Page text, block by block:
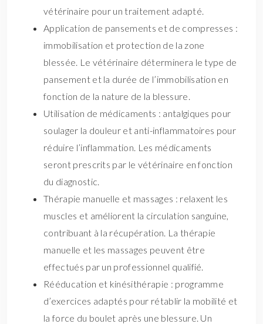
vétérinaire pour un traitement adapté.
Application de pansements et de compresses :
immobilisation et protection de la zone
blessée. Le vétérinaire déterminera le type de
pansement et la durée de l’immobilisation en
fonction de la nature de la blessure.
Utilisation de médicaments : antalgiques pour
soulager la douleur et anti-inflammatoires pour
réduire l’inflammation. Les médicaments
seront prescrits par le vétérinaire en fonction
du diagnostic.
Thérapie manuelle et massages : relaxent les
muscles et améliorent la circulation sanguine,
contribuant à la récupération. La thérapie
manuelle et les massages peuvent être
effectués par un professionnel qualifié.
Rééducation et kinésithérapie : programme
d’exercices adaptés pour rétablir la mobilité et
la force du boulet après une blessure. Un